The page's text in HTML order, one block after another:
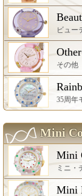
ビュー
Other
その他
35周年
Mini
Mini
ミニ・
Mini